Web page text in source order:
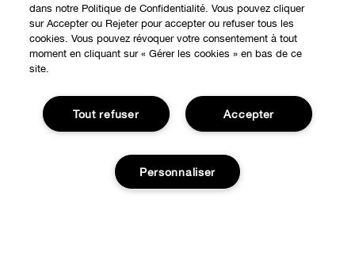
EXPÉRIENCE EN LIGNE
Offres Spéciales
Programme de Fidélité
À PROPOS
dans notre Politique de Confidentialité. Vous pouvez cliquer
sur Accepter ou Rejeter pour accepter ou refuser tous les
cookies. Vous pouvez révoquer votre consentement à tout
moment en cliquant sur « Gérer les cookies » en bas de ce
site.
Accepter
Tout refuser
Personnaliser